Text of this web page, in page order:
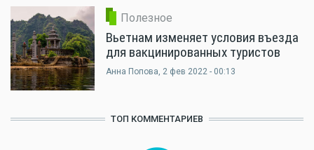
Полезное
Вьетнам изменяет условия въезда
для вакцинированных туристов
Анна Попова, 2 фев 2022 - 00:13
ТОП КОММЕНТАРИЕВ